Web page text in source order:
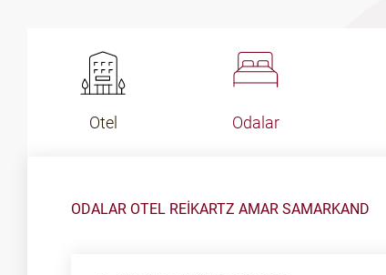
Otel Odalar
ODALAR OTEL REIKARTZ AMAR SAMARKAND